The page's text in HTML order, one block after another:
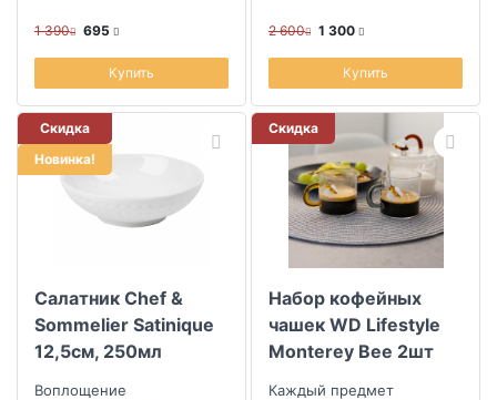
1 390 695
Купить
2 600 1 300
Купить
Скидка
Новинка!
Салатник Chef &
Sommelier Satinique
12,5см, 250мл
Воплощение
Скидка
Набор кофейных
чашек WD Lifestyle
Monterey Bee 2шт
Каждый предмет